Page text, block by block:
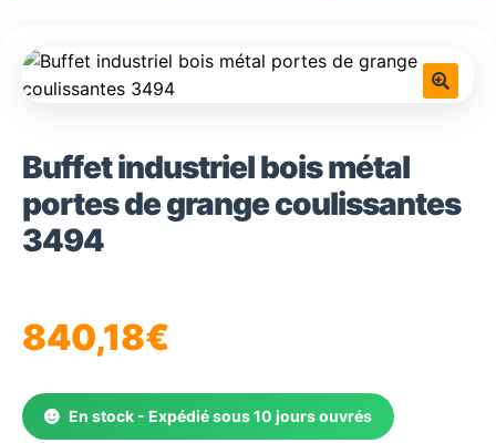
Buffet industriel bois métal
portes de grange coulissantes
3494
840,18€
En stock - Expédié sous 10 jours ouvrés